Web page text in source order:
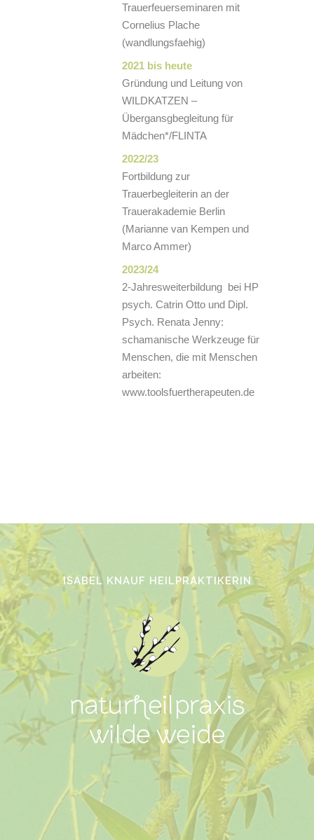
Trauerfeuerseminaren mit
Cornelius Plache
(wandlungsfaehig)
2021 bis heute
Gründung und Leitung von
WILDKATZEN –
Übergansgbegleitung für
Mädchen*/FLINTA
2022/23
Fortbildung zur
Trauerbegleiterin an der
Trauerakademie Berlin
(Marianne van Kempen und
Marco Ammer)
2023/24
2-Jahresweiterbildung bei HP
psych. Catrin Otto und Dipl.
Psych. Renata Jenny:
schamanische Werkzeuge für
Menschen, die mit Menschen
arbeiten:
www.toolsfuertherapeuten.de
ISABEL KNAUF HEILPRAKTIKERIN
...